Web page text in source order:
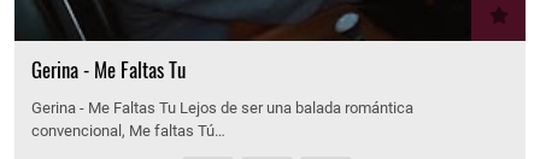
Gerina - Me Faltas Tu
Gerina - Me Faltas Tu Lejos de ser una balada romántica
convencional, Me faltas Tú…